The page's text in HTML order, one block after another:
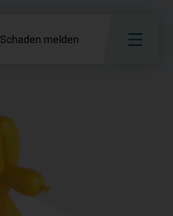
Schaden melden